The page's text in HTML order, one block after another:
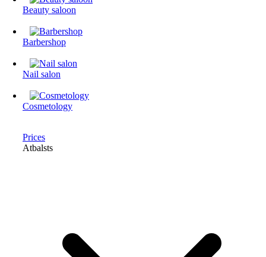
Beauty saloon
Barbershop
Nail salon
Cosmetology
Prices
Atbalsts